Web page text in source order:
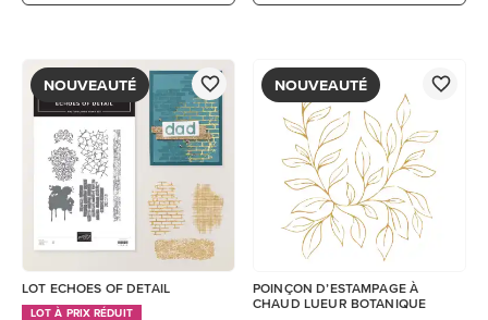
NOUVEAUTÉ
LOT ECHOES OF DETAIL
LOT À PRIX RÉDUIT
NOUVEAUTÉ
POINÇON D’ESTAMPAGE À
CHAUD LUEUR BOTANIQUE